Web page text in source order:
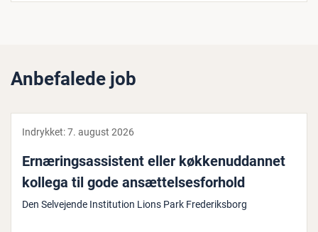
Anbefalede job
Indrykket:7. august 2026
Er­næ­rings­as­si­stent eller køk­ke­nud­dan­net
kollega til gode an­sæt­tel­ses­for­hold
Den Selvejende Institution Lions Park Frederiksborg